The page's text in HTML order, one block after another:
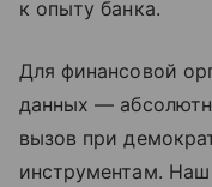
к опыту банка.
Для финансовой
данных —
вызов при
инструментам.